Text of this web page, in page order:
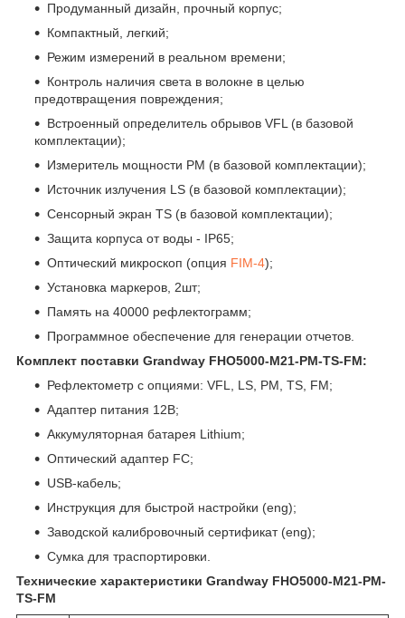
Продуманный дизайн, прочный корпус;
Компактный, легкий;
Режим измерений в реальном времени;
Контроль наличия света в волокне в целью
предотвращения повреждения;
Встроенный определитель обрывов VFL (в базовой
комплектации);
Измеритель мощности PM (в базовой комплектации);
Источник излучения LS (в базовой комплектации);
Сенсорный экран TS (в базовой комплектации);
Защита корпуса от воды - IP65;
Оптический микроскоп (опция FIM-4);
Установка маркеров, 2шт;
Память на 40000 рефлектограмм;
Программное обеспечение для генерации отчетов.
Комплект поставки Grandway FHO5000-M21-PM-TS-FM:
Рефлектометр с опциями: VFL, LS, PM, TS, FM;
Адаптер питания 12В;
Аккумуляторная батарея Lithium;
Оптический адаптер FC;
USB-кабель;
Инструкция для быстрой настройки (eng);
Заводской калибровочный сертификат (eng);
Сумка для траспортировки.
Технические характеристики Grandway FHO5000-M21-PM-
TS-FM